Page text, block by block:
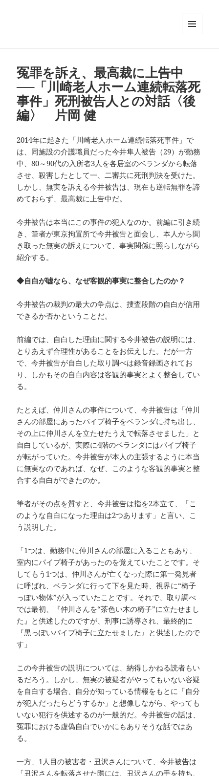
冤罪を訴え、最高裁に上告中
──「川崎老人ホーム連続転落死
事件」死刑被告人との対話〈後
編〉 片岡 健
2014年に起きた「川崎老人ホーム連続転落死事件」で
は、同施設の介護職員だった今井隼人被告（29）が勤務
中、80～90代の入所者3人を各居室のベランダから転落
させ、殺害したとして一、二審共に死刑判決を受けた。
しかし、無実を訴える今井被告は、現在も逆転無罪を諦
めておらず、最高裁に上告中だ。
今井被告は本当にこの事件の犯人なのか。前編に引き続
き、筆者が東京拘置所で今井被告と面会し、本人から聞
き取った無実の訴えについて、事実関係に照らしながら
紹介する。
◆自白が嘘なら、なぜ客観的事実に整合したのか？
今井被告の裁判の最大の争点は、捜査段階の自白が信用
できるか否かということだ。
前編では、自白した理由に関する今井被告の説明には、
とりあえず合理性があることをお伝えした。だが一方
で、今井被告が自白した取り調べは録音録画されてお
り、しかもその自白内容は客観的事実とよく整合してい
る。
たとえば、仲川さんの事件について、今井被告は「仲川
さんの部屋にあったパイプ椅子をベランダに持ち出し、
その上に仲川さんを立たせたうえで転落させました」と
自白しているが、実際に4階のベランダにはパイプ椅子
が転がっていた。今井被告が本人の主張するように本当
に無実なのであれば、なぜ、このような客観的事実と整
合する自白ができたのか。
筆者がその点を質すと、今井被告は指を2本立て、「こ
のような自白になった理由は2つあります」と言い、こ
う説明した。
「1つは、勤務中に仲川さんの部屋に入ることもあり、
室内にパイプ椅子があったのを覚えていたことです。そ
してもう1つは、仲川さんが亡くなった際に第一発見者
に呼ばれ、ベランダに行って下を見た時、視界に“椅子
っぽい物体”が入っていたことです。それで、取り調べ
では最初、『仲川さんを“茶色い木の椅子”に立たせまし
た』と供述したのですが、刑事に誘導され、最終的に
『黒っぽいパイプ椅子に立たせました』と供述したので
す」
この今井被告の説明については、納得しかねる読者もい
るだろう。しかし、無実の被疑者がやってもいない容疑
を自白する場合、自分が知っている情報をもとに「自分
が犯人だったらどうするか」と想像しながら、やっても
いない犯行を供述するのが一般的だ。今井被告の話は、
冤罪における虚偽自白でいかにもありそうな話ではあ
る。
一方、1人目の被害者・丑沢さんについて、今井被告は
「丑沢さんを転落させた際には、丑沢さんの手を持ち、